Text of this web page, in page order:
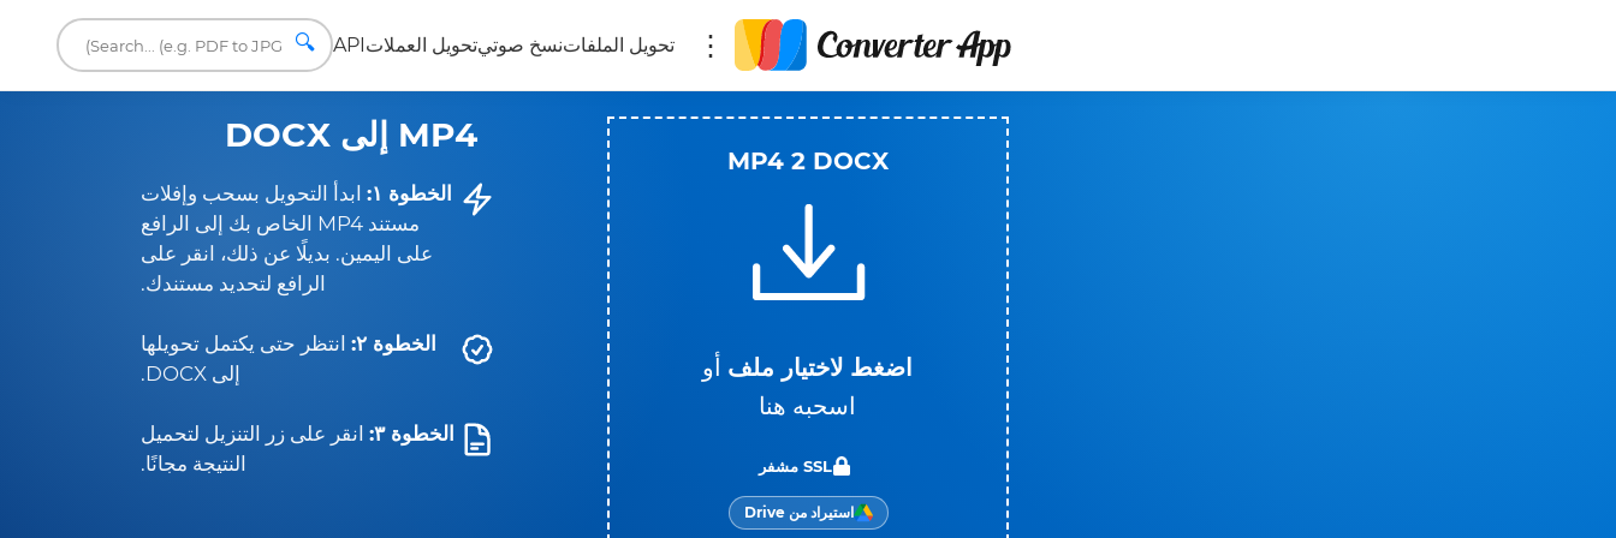
تحويل الملفاتنسخ صوتيتحويل العملاتAPI
🔍
MP4 إلى DOCX
الخطوة ١:
ابدأ التحويل بسحب وإفلات
مستند MP4 الخاص بك إلى الرافع
على اليمين. بديلًا عن ذلك، انقر على
الرافع لتحديد مستندك.
الخطوة ٢:
انتظر حتى يكتمل تحويلها
إلى DOCX.
الخطوة ٣:
انقر على زر التنزيل لتحميل
النتيجة مجانًا.
MP4 2 DOCX
اضغط لاختيار ملف أو
اسحبه هنا
SSL مشفر
استيراد من Drive